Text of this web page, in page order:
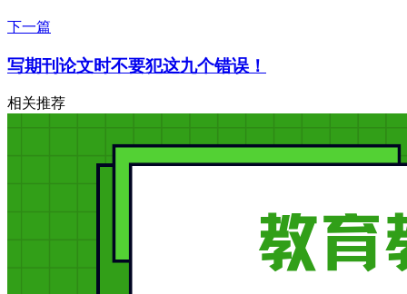
下一篇
写期刊论文时不要犯这九个错误！
相关推荐